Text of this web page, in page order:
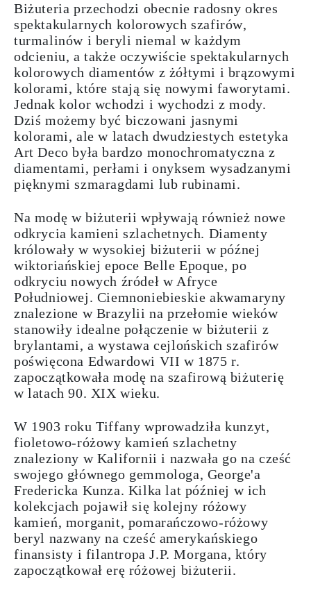
Biżuteria przechodzi obecnie radosny okres
spektakularnych kolorowychszafirów,
turmalinów i beryli niemal w każdym
odcieniu, a także oczywiście spektakularnych
kolorowych diamentów z żółtymi i brązowymi
kolorami, które stają się nowymi faworytami.
Jednak kolor wchodzi i wychodzi z mody.
Dziś możemy być biczowani jasnymi
kolorami, ale w latach dwudziestych estetyka
Art Deco była bardzo monochromatyczna z
diamentami,perłami ionyksem wysadzanymi
pięknymiszmaragdami lubrubinami.
Na modę w biżuterii wpływają również nowe
odkrycia kamieni szlachetnych. Diamenty
królowały w wysokiej biżuterii w późnej
wiktoriańskiej epoce Belle Epoque, po
odkryciu nowych źródeł w Afryce
Południowej. Ciemnoniebieskie akwamaryny
znalezione w Brazylii na przełomie wieków
stanowiły idealne połączenie w biżuterii z
brylantami, a wystawacejlońskich szafirów
poświęcona Edwardowi VII w 1875 r.
zapoczątkowała modę na szafirową biżuterię
w latach 90. XIX wieku.
W 1903 roku Tiffany wprowadziła kunzyt,
fioletowo-różowy kamień szlachetny
znaleziony w Kalifornii i nazwała go na cześć
swojego głównego gemmologa, George'a
Fredericka Kunza. Kilka lat później w ich
kolekcjach pojawił się kolejny różowy
kamień, morganit, pomarańczowo-różowy
beryl nazwany na cześć amerykańskiego
finansisty i filantropa J.P. Morgana, który
zapoczątkował erę różowej biżuterii.